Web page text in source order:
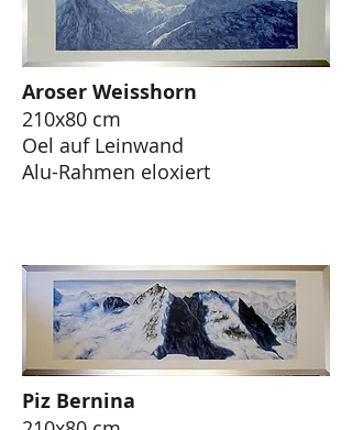
Aroser Weisshorn
210x80 cm
Oel auf Leinwand
Alu-Rahmen eloxiert
Piz Bernina